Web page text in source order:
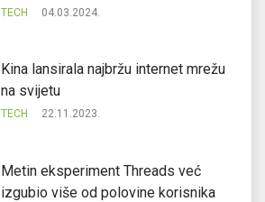
TECH 04.03.2024.
Kina lansirala najbržu internet mrežu
na svijetu
TECH 22.11.2023.
Metin eksperiment Threads već
izgubio više od polovine korisnika